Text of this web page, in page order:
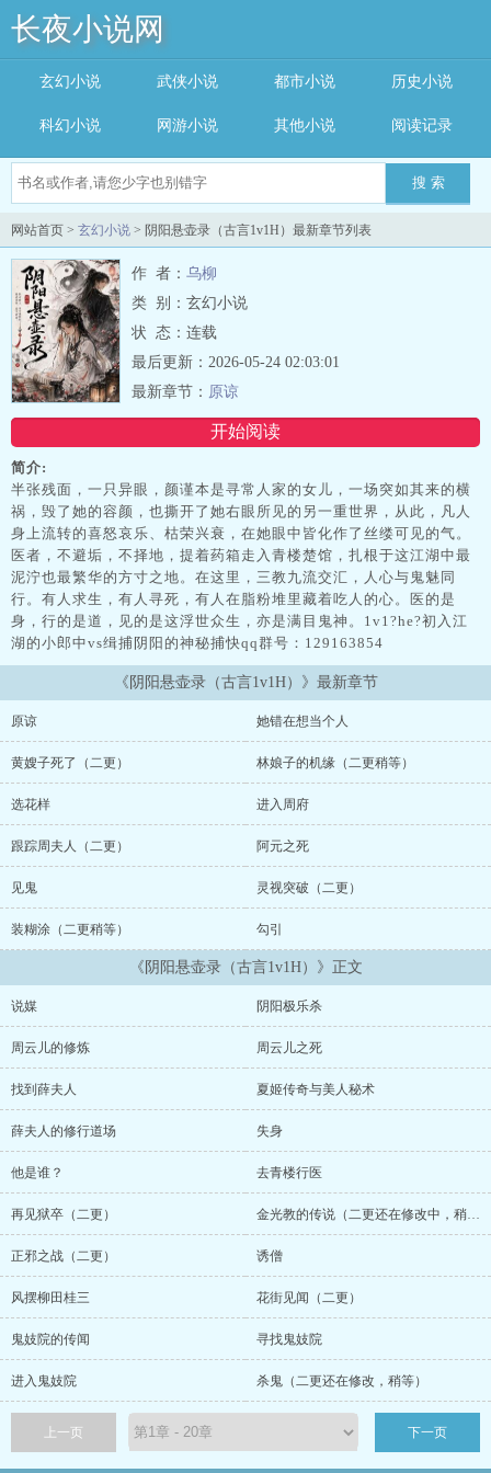
长夜小说网
搜 索
玄幻小说 武侠小说 都市小说 历史小说
科幻小说 网游小说 其他小说 阅读记录
网站首页 > 玄幻小说 > 阴阳悬壶录（古言1v1H）最新章节列表
作 者： 乌柳
类 别：玄幻小说
状 态：连载
开始阅读
最后更新：2026-05-24 02:03:01
最新章节： 原谅
简介:
半张残面，一只异眼，颜谨本是寻常人家的女儿，一场突如其来的横
祸，毁了她的容颜，也撕开了她右眼所见的另一重世界，从此，凡人
身上流转的喜怒哀乐、枯荣兴衰，在她眼中皆化作了丝缕可见的气。
医者，不避垢，不择地，提着药箱走入青楼楚馆，扎根于这江湖中最
泥泞也最繁华的方寸之地。在这里，三教九流交汇，人心与鬼魅同
行。有人求生，有人寻死，有人在脂粉堆里藏着吃人的心。医的是
身，行的是道，见的是这浮世众生，亦是满目鬼神。1v1?he?初入江
湖的小郎中vs缉捕阴阳的神秘捕快qq群号：129163854
《阴阳悬壶录（古言1v1H）》最新章节
原谅 她错在想当个人
黄嫂子死了（二更） 林娘子的机缘（二更稍等）
选花样 进入周府
跟踪周夫人（二更） 阿元之死
见鬼 灵视突破（二更）
装糊涂（二更稍等） 勾引
《阴阳悬壶录（古言1v1H）》正文
说媒 阴阳极乐杀
周云儿的修炼 周云儿之死
找到薛夫人 夏姬传奇与美人秘术
薛夫人的修行道场 失身
他是谁？ 去青楼行医
再见狱卒（二更） 金光教的传说（二更还在修改中，稍等）
正邪之战（二更） 诱僧
风摆柳田桂三 花街见闻（二更）
鬼妓院的传闻 寻找鬼妓院
进入鬼妓院 杀鬼（二更还在修改，稍等）
上一页 下一页